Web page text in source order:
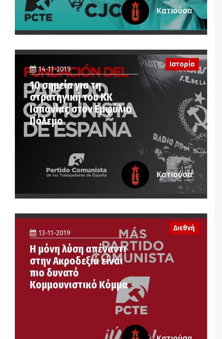
Κατιούσα
14-11-2019
10 σημεία για τη
στρατηγική του ΚΚ
Ισπανίας στον Εμφύλιο
Πόλεμο
Ιστορία
Κατιούσα
13-11-2019
Η μόνη λύση απέναντι
στην Ακροδεξιά είναι
πιο δυνατό
Κομμουνιστικό Κόμμα
Διεθνή